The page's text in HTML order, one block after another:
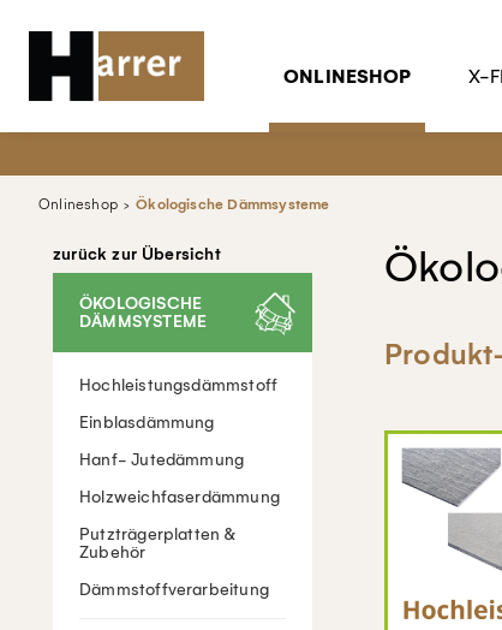
ONLINESHOP X-
Onlineshop Ökologische Dämmsysteme
zurück zur Übersicht
ÖKOLOGISCHE
DÄMMSYSTEME
Hochleistungsdämmstoff
Einblasdämmung
Hanf- Jutedämmung
Holzweichfaserdämmung
Putzträgerplatten &
Zubehör
Dämmstoffverarbeitung